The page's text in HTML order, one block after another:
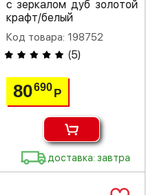
с зеркалом дуб золотой
крафт/белый
Код товара: 198752
(5)
80690 Р
доставка: завтра